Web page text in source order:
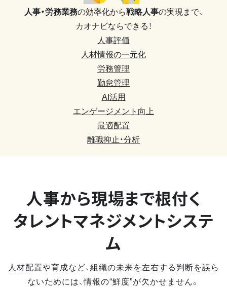
人事・労務業務の効率化から戦略人事の実現まで、
カオナビならできる！
人事評価
人材情報の一元化
労務管理
勤怠管理
AI活用
エンゲージメント向上
最適配置
離職抑止・分析
人事から現場まで根付く
タレントマネジメントシステ
ム
人材配置や育成など、組織の未来を左右する判断を誤ら
ないためには、情報の“鮮度”が欠かせません。